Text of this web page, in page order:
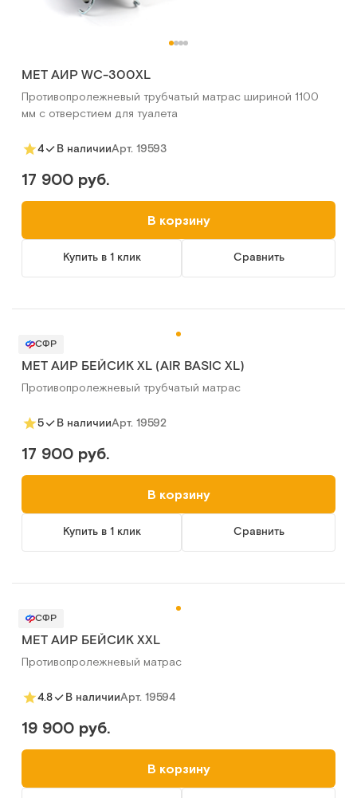
MET АИР WC-300XL
Противопролежневый трубчатый матрас шириной 1100
мм с отверстием для туалета
4 В наличииАрт. 19593
17 900 руб.
В корзину
Купить в 1 клик Сравнить
СФР
MET АИР БЕЙСИК XL (AIR BASIC XL)
Противопролежневый трубчатый матрас
5 В наличииАрт. 19592
17 900 руб.
В корзину
Купить в 1 клик Сравнить
СФР
MET АИР БЕЙСИК XXL
Противопролежневый матрас
4.8 В наличииАрт. 19594
19 900 руб.
В корзину